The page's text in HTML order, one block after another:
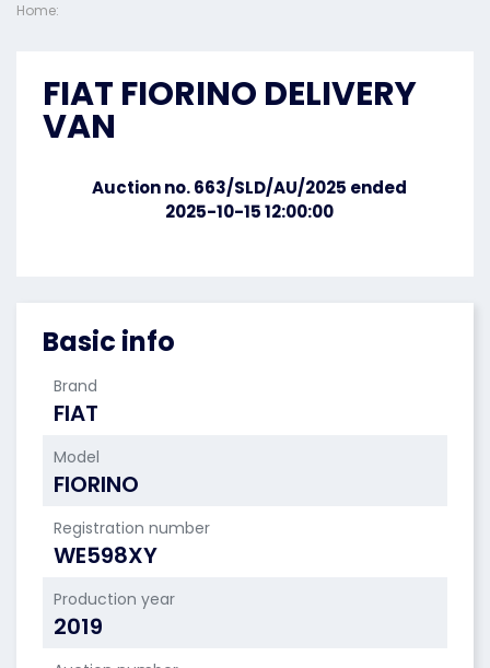
Home:
Basic info
Brand
FIAT
Model
FIORINO
Registration number
WE598XY
Production year
2019
FIAT FIORINO DELIVERY
VAN
Auction no. 663/SLD/AU/2025 ended
2025-10-15 12:00:00